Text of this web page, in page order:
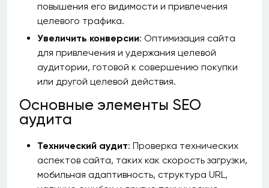
повышения его видимости и привлечения
целевого трафика.
Увеличить конверсии: Оптимизация сайта
для привлечения и удержания целевой
аудитории, готовой к совершению покупки
или другой целевой действия.
Основные элементы SEO
аудита
Технический аудит: Проверка технических
аспектов сайта, таких как скорость загрузки,
мобильная адаптивность, структура URL,